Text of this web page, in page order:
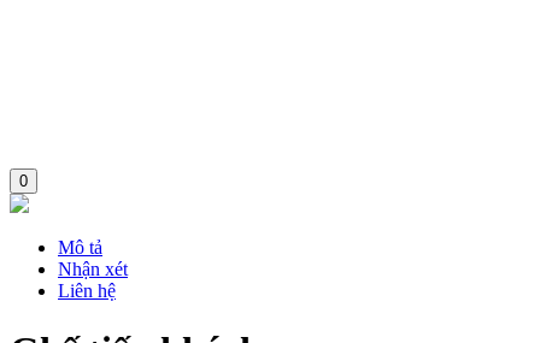
0
Mô tả
Nhận xét
Liên hệ